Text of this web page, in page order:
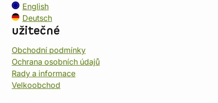
English
Deutsch
užitečné
Obchodní podmínky
Ochrana osobních údajů
Rady a informace
Velkoobchod